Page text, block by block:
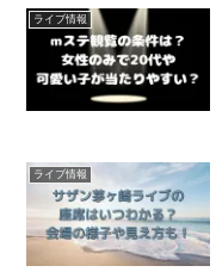
ライブ情報
ライブ情報